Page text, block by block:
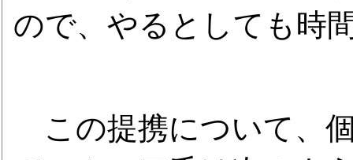
ので、やるとしても時
この提携について、